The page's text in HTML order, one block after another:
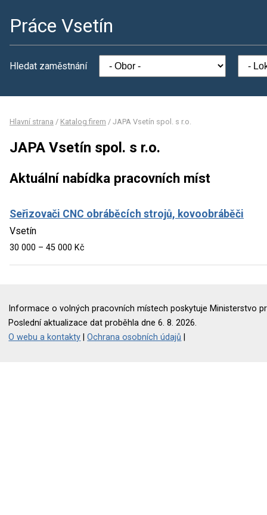
Práce Vsetín
Hledat zaměstnání
Hlavní strana / Katalog firem / JAPA Vsetín spol. s r.o.
JAPA Vsetín spol. s r.o.
Aktuální nabídka pracovních míst
Seřizovači CNC obráběcích strojů, kovoobráběči
Vsetín
30 000 – 45 000 Kč
Informace o volných pracovních místech poskytuje Ministerstvo
Poslední aktualizace dat proběhla dne 6. 8. 2026.
O webu a kontakty |Ochrana osobních údajů